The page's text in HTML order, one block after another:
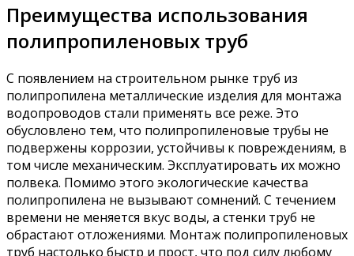
Преимущества использования
полипропиленовых труб
С появлением на строительном рынке труб из
полипропилена металлические изделия для монтажа
водопроводов стали применять все реже. Это
обусловлено тем, что полипропиленовые трубы не
подвержены коррозии, устойчивы к повреждениям, в
том числе механическим. Эксплуатировать их можно
полвека. Помимо этого экологические качества
полипропилена не вызывают сомнений. С течением
времени не меняется вкус воды, а стенки труб не
обрастают отложениями. Монтаж полипропиленовых
труб настолько быстр и прост, что под силу любому